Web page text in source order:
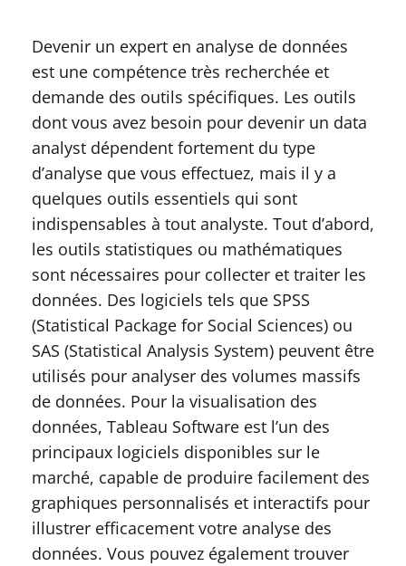
Devenir un expert en analyse de données
est une compétence très recherchée et
demande des outils spécifiques. Les outils
dont vous avez besoin pour devenir un data
analyst dépendent fortement du type
d’analyse que vous effectuez, mais il y a
quelques outils essentiels qui sont
indispensables à tout analyste. Tout d’abord,
les outils statistiques ou mathématiques
sont nécessaires pour collecter et traiter les
données. Des logiciels tels que SPSS
(Statistical Package for Social Sciences) ou
SAS (Statistical Analysis System) peuvent être
utilisés pour analyser des volumes massifs
de données. Pour la visualisation des
données, Tableau Software est l’un des
principaux logiciels disponibles sur le
marché, capable de produire facilement des
graphiques personnalisés et interactifs pour
illustrer efficacement votre analyse des
données. Vous pouvez également trouver